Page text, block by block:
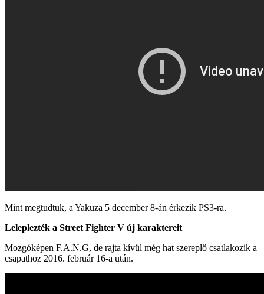
Mint megtudtuk, a Yakuza 5 december 8-án érkezik PS3-ra.
Leleplezték a Street Fighter V új karaktereit
Mozgóképen F.A.N.G, de rajta kívül még hat szereplő csatlakozik a
csapathoz 2016. február 16-a után.